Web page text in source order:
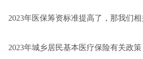
2023年医保筹资标准提高了，那我们
2023年城乡居民基本医疗保险有关政策